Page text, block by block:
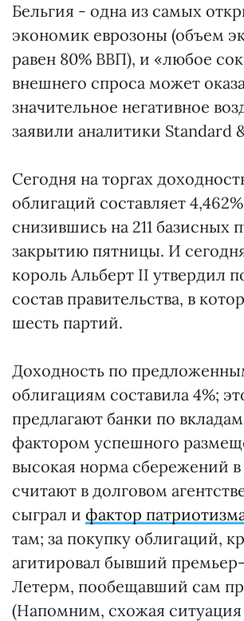
Бельгия - одна из самых
экономик еврозоны (объем
равен 80% ВВП), и «любое
внешнего спроса может
значительное негативное
заявили аналитики Standard
Сегодня на торгах
облигаций составляет
снизившись на 211 базисных
закрытию пятницы. И
король Альберт II утвердил
состав правительства, в
шесть партий.
Доходность по
облигациям составила 4%;
предлагают банки по
фактором успешного
высокая норма сбережений в
считают в долговом
сыграл и фактор
там; за покупку облигаций,
агитировал бывший
Летерм, пообещавший сам
(Напомним, схожая ситуация